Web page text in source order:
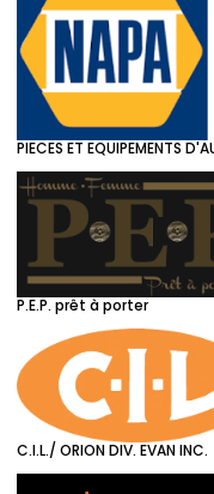
PIECES ET EQUIPEMENTS
P.E.P. prêt à porter
C.I.L./ ORION DIV. EVAN INC.